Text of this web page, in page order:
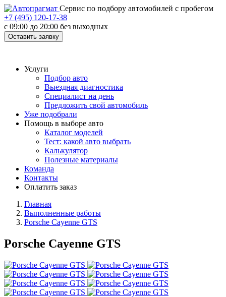
Cервис по подбору автомобилей с пробегом
+7 (495) 120-17-38
с 09:00 до 20:00 без выходных
Оставить заявку
Услуги
Подбор авто
Выездная диагностика
Специалист на день
Предложить свой автомобиль
Уже подобрали
Помощь в выборе авто
Каталог моделей
Тест: какой авто выбрать
Калькулятор
Полезные материалы
Команда
Контакты
Оплатить заказ
Главная
Выполненные работы
Porsche Cayenne GTS
Porsche Cayenne GTS